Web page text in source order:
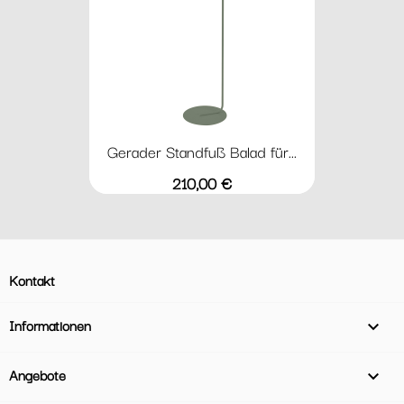
Gerader Standfuß Balad für...
Preis
210,00 €
Kontakt
Informationen 
Angebote 